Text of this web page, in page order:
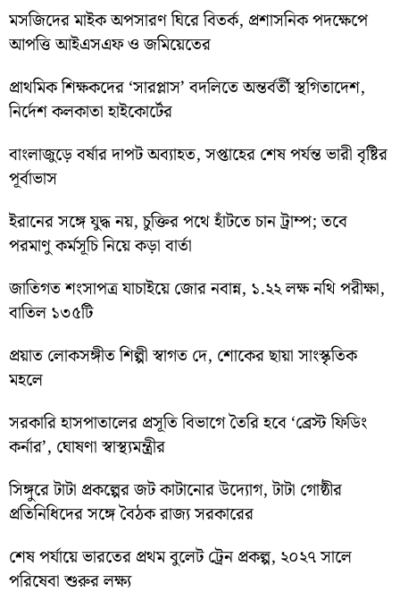
মসজিদের মাইক অপসারণ ঘিরে বিতর্ক, প্রশাসনিক পদক্ষেপে
আপত্তি আইএসএফ ও জমিয়েতের
প্রাথমিক শিক্ষকদের ‘সারপ্লাস’ বদলিতে অন্তর্বর্তী স্থগিতাদেশ,
নির্দেশ কলকাতা হাইকোর্টের
বাংলাজুড়ে বর্ষার দাপট অব্যাহত, সপ্তাহের শেষ পর্যন্ত ভারী বৃষ্টির
পূর্বাভাস
ইরানের সঙ্গে যুদ্ধ নয়, চুক্তির পথে হাঁটতে চান ট্রাম্প; তবে
পরমাণু কর্মসূচি নিয়ে কড়া বার্তা
জাতিগত শংসাপত্র যাচাইয়ে জোর নবান্ন, ১.২২ লক্ষ নথি পরীক্ষা,
বাতিল ১৩৫টি
প্রয়াত লোকসঙ্গীত শিল্পী স্বাগত দে, শোকের ছায়া সাংস্কৃতিক
মহলে
সরকারি হাসপাতালের প্রসূতি বিভাগে তৈরি হবে ‘ব্রেস্ট ফিডিং
কর্নার’, ঘোষণা স্বাস্থ্যমন্ত্রীর
সিঙ্গুরে টাটা প্রকল্পের জট কাটানোর উদ্যোগ, টাটা গোষ্ঠীর
প্রতিনিধিদের সঙ্গে বৈঠক রাজ্য সরকারের
শেষ পর্যায়ে ভারতের প্রথম বুলেট ট্রেন প্রকল্প, ২০২৭ সালে
পরিষেবা শুরুর লক্ষ্য